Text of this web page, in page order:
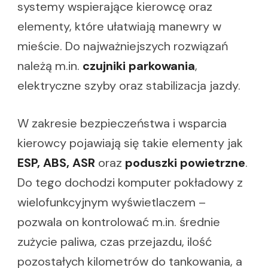
systemy wspierające kierowcę oraz
elementy, które ułatwiają manewry w
mieście. Do najważniejszych rozwiązań
należą m.in. czujniki parkowania,
elektryczne szyby oraz stabilizacja jazdy.
W zakresie bezpieczeństwa i wsparcia
kierowcy pojawiają się takie elementy jak
ESP, ABS, ASR oraz poduszki powietrzne.
Do tego dochodzi komputer pokładowy z
wielofunkcyjnym wyświetlaczem –
pozwala on kontrolować m.in. średnie
zużycie paliwa, czas przejazdu, ilość
pozostałych kilometrów do tankowania, a